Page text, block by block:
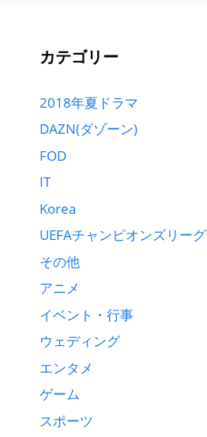
カテゴリー
2018年夏ドラマ
DAZN(ダゾーン)
FOD
IT
Korea
UEFAチャンピオンズリーグ
その他
アニメ
イベント・行事
ウェディング
エンタメ
ゲーム
スポーツ